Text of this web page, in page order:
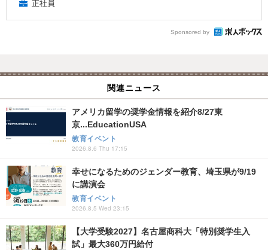
正社員
Sponsored by
関連ニュース
アメリカ留学の奨学金情報を紹介8/27東
京...EducationUSA
教育イベント
2026.8.6 Thu 17:15
幸せになるためのジェンダー教育、埼玉県が9/19
に講演会
教育イベント
2026.8.5 Wed 23:15
【大学受験2027】名古屋商科大「特別奨学生入
試」最大360万円給付